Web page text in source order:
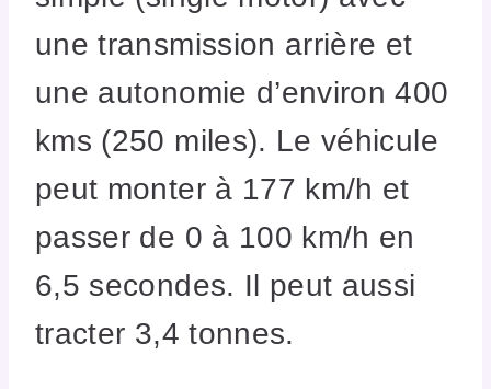
une transmission arrière et
une autonomie d’environ 400
kms (250 miles). Le véhicule
peut monter à 177 km/h et
passer de 0 à 100 km/h en
6,5 secondes. Il peut aussi
tracter 3,4 tonnes.